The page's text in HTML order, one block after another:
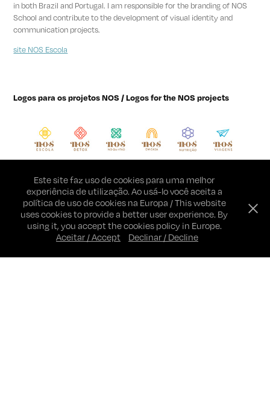
in both Brazil and Portugal. I am responsible for the branding of NOS
School and contribute to the development of visual identity and
communication projects.
site NOS Escola
Logos para os projetos NOS / Logos for the NOS projects
Identidade visual / Visual identity
Este site faz uso de cookies para uma melhor
experiência de utilização. Ao usá-lo você aceita a
política de uso de cookies na Europa / This website
uses cookies to provide a better user experience. By
using it, you accept the cookies policy in Europe.
Aceitar / Accept
Declinar / Decline